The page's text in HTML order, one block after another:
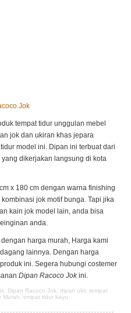
Jok
tempat tidur unggulan mebel
jok dan ukiran khas jepara
model ini. Dipan ini terbuat dari
dikerjakan langsung di kota
x 180 cm dengan warna finishing
jok motif bunga. Tapi jika
kain jok model lain, anda bisa
anda.
harga murah, Harga kami
lainnya. Dengan harga
ini. Segera hubungi costemer
Dipan Racoco Jokini.
Dipan Racoco Jok dipan ukir, tempat
Murah trmpat tidur kayu